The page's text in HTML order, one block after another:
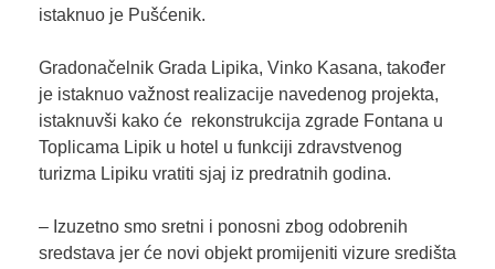
istaknuo je Pušćenik.
Gradonačelnik Grada Lipika, Vinko Kasana, također
je istaknuo važnost realizacije navedenog projekta,
istaknuvši kako će rekonstrukcija zgrade Fontana u
Toplicama Lipik u hotel u funkciji zdravstvenog
turizma Lipiku vratiti sjaj iz predratnih godina.
– Izuzetno smo sretni i ponosni zbog odobrenih
sredstava jer će novi objekt promijeniti vizure središta